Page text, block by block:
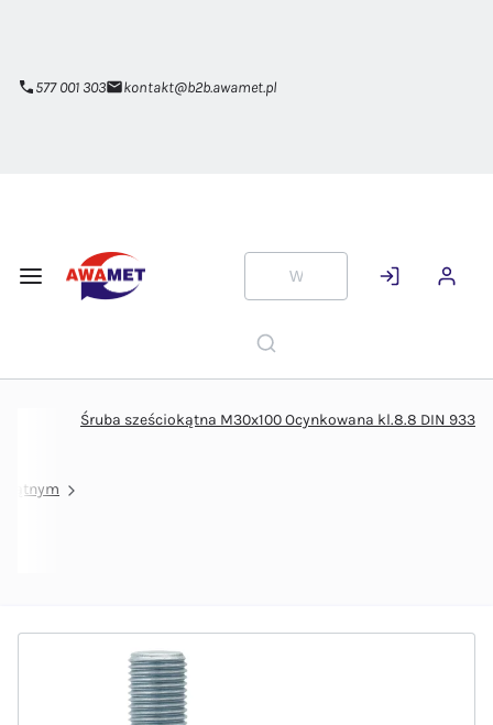
577 001 303
kontakt@b2b.awamet.pl
Śruba sześciokątna M30x100 Ocynkowana kl.8.8 DIN 933